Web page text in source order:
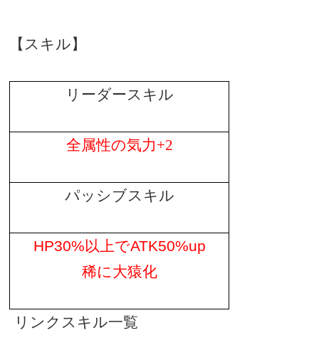
【スキル】
リーダースキル
全属性の気力+2
パッシブスキル
HP30%以上でATK50%up
稀に大猿化
リンクスキル一覧